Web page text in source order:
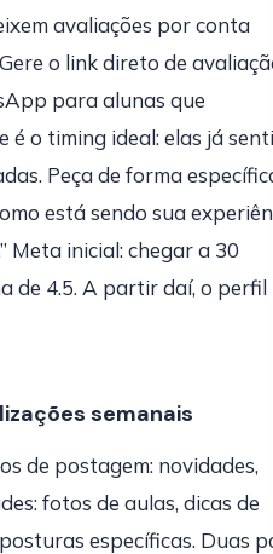
avaliações por conta
o link direto de
para alunas que
é o timing ideal: elas já
Peça de forma
está sendo sua
Meta inicial: chegar a 30
de 4.5. A partir daí, o perfil
semanais
de postagem: novidades,
fotos de aulas, dicas de
específicas. Duas